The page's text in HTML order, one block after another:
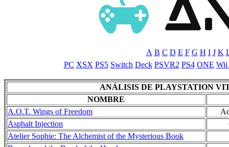
A B C D E F G H I J K
PC XSX PS5 Switch Deck PSVR2 PS4 ONE Wii
ANÁLISIS DE PLAYSTATION
NOMBRE
A.O.T. Wings of Freedom
Asphalt Injection
Atelier Sophie: The Alchemist of the Mysterious Book